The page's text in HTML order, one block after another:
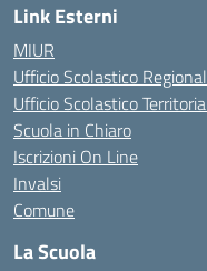
Link Esterni
MIUR
Ufficio Scolastico
Ufficio Scolastico
Scuola in Chiaro
Iscrizioni On Line
Invalsi
Comune
La Scuola